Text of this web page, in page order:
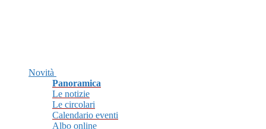
Novità
Panoramica
Le notizie
Le circolari
Calendario eventi
Albo online